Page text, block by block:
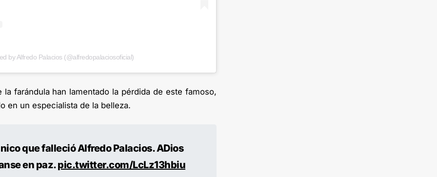
by Alfredo Palacios (@alfredopalaciosoficial)
farándula han lamentado la pérdida de este famoso,
en un especialista de la belleza.
que falleció Alfredo Palacios. ADios
en paz.pic.twitter.com/LcLz13hbiu